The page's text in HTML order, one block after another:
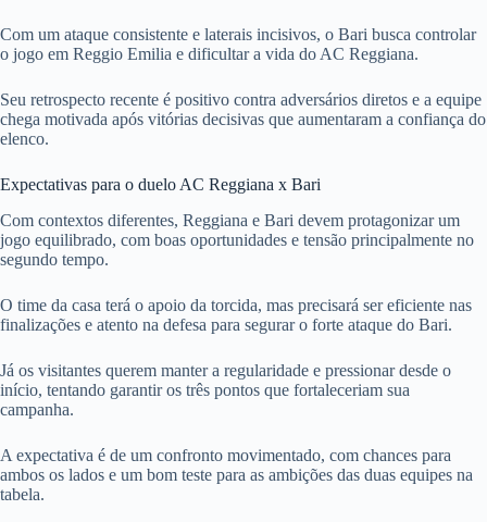
Com um ataque consistente e laterais incisivos, o Bari busca controlar
o jogo em Reggio Emilia e dificultar a vida do AC Reggiana.
Seu retrospecto recente é positivo contra adversários diretos e a equipe
chega motivada após vitórias decisivas que aumentaram a confiança do
elenco.
Expectativas para o duelo AC Reggiana x Bari
Com contextos diferentes, Reggiana e Bari devem protagonizar um
jogo equilibrado, com boas oportunidades e tensão principalmente no
segundo tempo.
O time da casa terá o apoio da torcida, mas precisará ser eficiente nas
finalizações e atento na defesa para segurar o forte ataque do Bari.
Já os visitantes querem manter a regularidade e pressionar desde o
início, tentando garantir os três pontos que fortaleceriam sua
campanha.
A expectativa é de um confronto movimentado, com chances para
ambos os lados e um bom teste para as ambições das duas equipes na
tabela.